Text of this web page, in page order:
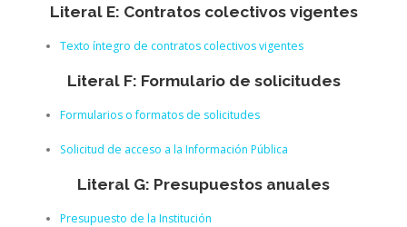
Literal E: Contratos colectivos vigentes
Texto íntegro de contratos colectivos vigentes
Literal F: Formulario de solicitudes
Formularios o formatos de solicitudes
Solicitud de acceso a la Información Pública
Literal G: Presupuestos anuales
Presupuesto de la Institución